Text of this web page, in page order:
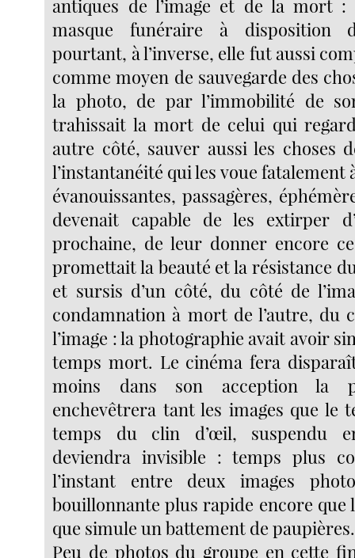
antiques de l’image et de la mort :
masque funéraire à disposition
pourtant, à l’inverse, elle fut aussi
comme moyen de sauvegarde des
la photo, de par l’immobilité de
trahissait la mort de celui qui
autre côté, sauver aussi les choses
l’instantanéité qui les voue fatalement
évanouissantes, passagères,
devenait capable de les extirper
prochaine, de leur donner encore
promettait la beauté et la résistance
et sursis d’un côté, du côté de
condamnation à mort de l’autre, du
l’image : la photographie avait avoir
temps mort. Le cinéma fera
moins dans son acception la
enchevêtrera tant les images que le
temps du clin d’œil, suspendu
deviendra invisible : temps plus
l’instant entre deux images
bouillonnante plus rapide encore
que simule un battement de paupières.
Peu de photos du groupe en cette